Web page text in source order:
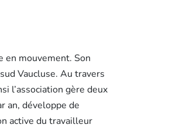
en mouvement. Son
Vaucluse. Au travers
l’association gère deux
an, développe de
active du travailleur